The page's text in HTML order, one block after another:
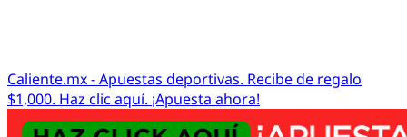
Caliente.mx - Apuestas deportivas. Recibe de regalo
$1,000. Haz clic aquí. ¡Apuesta ahora!